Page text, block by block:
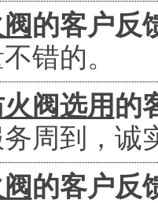
的客户反
错的。
阀选用 的
周到，诚
的客户反